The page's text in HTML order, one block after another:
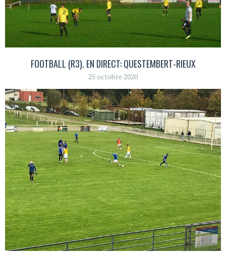
FOOTBALL (R3). EN DIRECT: QUESTEMBERT-RIEUX
25 octobre 2020